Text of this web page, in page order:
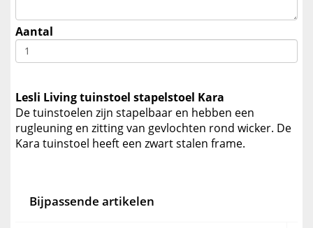
Aantal
Lesli Living tuinstoel stapelstoel Kara
De tuinstoelen zijn stapelbaar en hebben een
rugleuning en zitting van gevlochten rond wicker. De
Kara tuinstoel heeft een zwart stalen frame.
Bijpassende artikelen